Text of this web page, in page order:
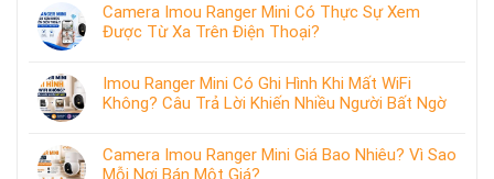
Camera Imou Ranger Mini Có Thực Sự Xem
Được Từ Xa Trên Điện Thoại?
Imou Ranger Mini Có Ghi Hình Khi Mất WiFi
Không? Câu Trả Lời Khiến Nhiều Người Bất Ngờ
Camera Imou Ranger Mini Giá Bao Nhiêu? Vì Sao
Mỗi Nơi Bán Một Giá?